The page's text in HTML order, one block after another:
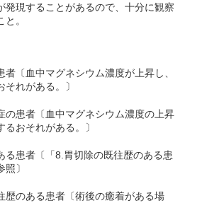
発現することがあるので、十分に観察
。
〔血中マグネシウム濃度が上昇し、
れがある。〕
の患者〔血中マグネシウム濃度の上昇
おそれがある。〕
る患者〔「8.胃切除の既往歴のある患
〕
歴のある患者〔術後の癒着がある場